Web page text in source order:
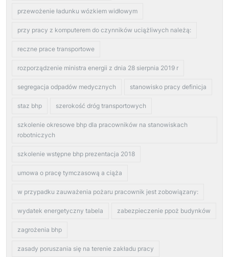
przewożenie ładunku wózkiem widłowym
przy pracy z komputerem do czynników uciążliwych należą:
reczne prace transportowe
rozporządzenie ministra energii z dnia 28 sierpnia 2019 r
segregacja odpadów medycznych stanowisko pracy definicja
staz bhp szerokość dróg transportowych
szkolenie okresowe bhp dla pracowników na stanowiskach
robotniczych
szkolenie wstępne bhp prezentacja 2018
umowa o pracę tymczasową a ciąża
w przypadku zauważenia pożaru pracownik jest zobowiązany:
wydatek energetyczny tabela zabezpieczenie ppoż budynków
zagrożenia bhp
zasady poruszania się na terenie zakładu pracy